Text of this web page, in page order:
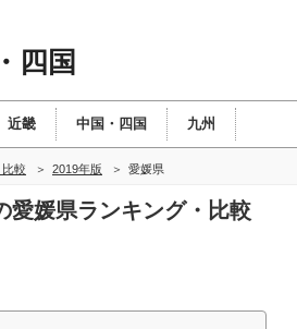
四国
近畿 中国・四国 九州
較 2019年版 愛媛県
愛媛県ランキング・比較